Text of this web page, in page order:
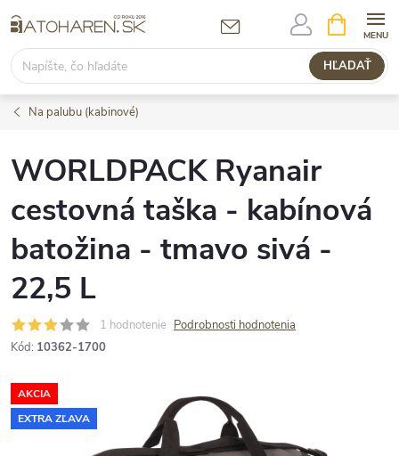
na
obsah
HĽADAŤ
KOŠÍK
Na palubu (kabinové)
WORLDPACK Ryanair
cestovná taška - kabínová
batožina - tmavo sivá -
22,5 L
1 hodnotenie Podrobnosti hodnotenia
Kód: 10362-1700
AKCIA
EXTRA ZĽAVA